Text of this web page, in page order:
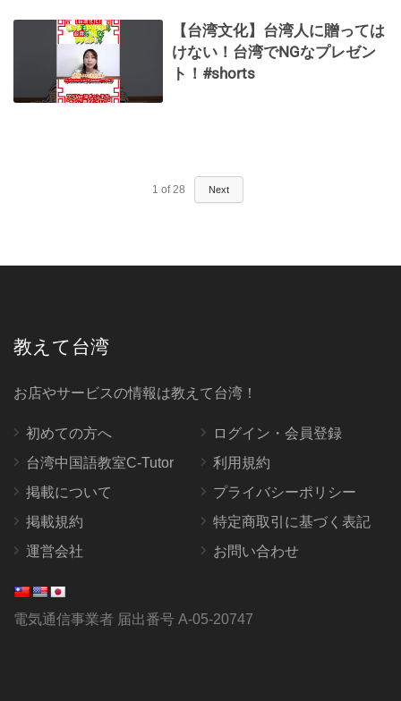
【台湾文化】台湾人に贈っては
けない！台湾でNGなプレゼン
ト！#shorts
1 of 28 Next
教えて台湾
お店やサービスの情報は教えて台湾！
初めての方へ
台湾中国語教室C-Tutor
掲載について
掲載規約
運営会社
ログイン・会員登録
利用規約
プライバシーポリシー
特定商取引に基づく表記
お問い合わせ
電気通信事業者 届出番号 A-05-20747